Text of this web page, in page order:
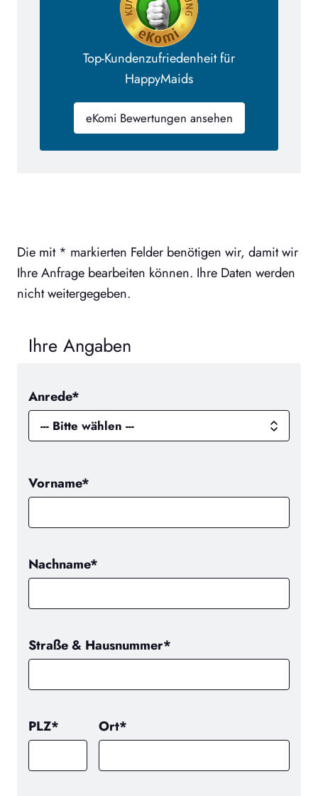
Top-Kundenzufriedenheit für
HappyMaids
eKomi Bewertungen ansehen
Die mit * markierten Felder benötigen wir, damit wir
Ihre Anfrage bearbeiten können. Ihre Daten werden
nicht weitergegeben.
Ihre Angaben
Anrede*
Vorname*
Nachname*
Straße & Hausnummer*
PLZ* Ort*